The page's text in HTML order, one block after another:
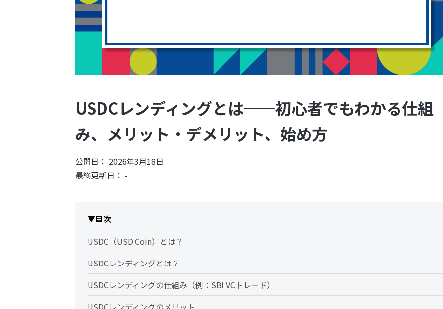
USDCレンディングとは──初心者でもわかる仕組
み、メリット・デメリット、始め方
公開日： 2026年3月18日
最終更新日： -
▼目次
USDC（USD Coin）とは？
USDCレンディングとは？
USDCレンディングの仕組み（例：SBI VCトレード）
USDCレンディングのメリット